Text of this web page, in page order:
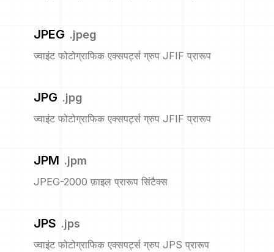
JPEG .jpeg
ज्वाइंट फोटोग्राफिक एक्सपर्ट्स ग्रुप JFIF प्रारूप
JPG .jpg
ज्वाइंट फोटोग्राफिक एक्सपर्ट्स ग्रुप JFIF प्रारूप
JPM .jpm
JPEG-2000 फ़ाइल प्रारूप सिंटैक्स
JPS .jps
ज्वाइंट फोटोग्राफिक एक्सपर्ट्स ग्रुप JPS प्रारूप